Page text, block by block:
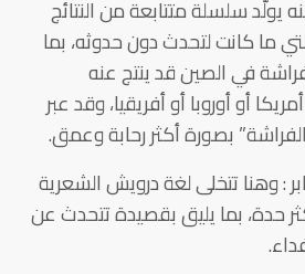
يولّد سلسلة متتابعة من النتائج
ما كانت لتحدث دون حدوثه، بما
في الصين قد ينتج عنه
أو أوروبا أو أفريقيا، وقد عبر
بصورة أكثر رحابة وعمق.
: وهنا تتخلى لغة درويش الشعرية
حدة، بما يليق بقصيدة تتحدث عن